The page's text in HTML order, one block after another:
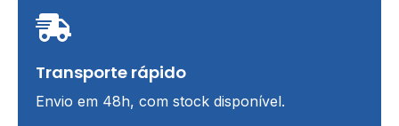
Transporte rápido
Envio em 48h, com stock disponível.